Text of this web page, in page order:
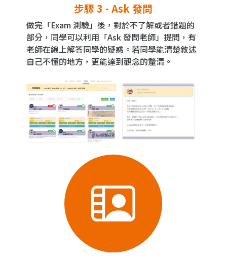
步驟 3 - Ask 發問
做完「Exam 測驗」後，對於不了解或者錯題的
部分，同學可以利用「Ask 發問老師」提問，有
老師在線上解答同學的疑惑。若同學能清楚敘述
自己不懂的地方，更能達到觀念的釐清。